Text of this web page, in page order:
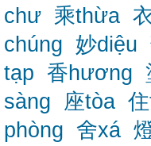
chư 乘thừa
chúng 妙diệu
tạp 香hương
sàng
座tòa
phòng 舍xá